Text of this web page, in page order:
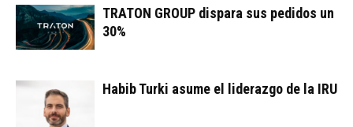
TRATON GROUP dispara sus pedidos un
30%
Habib Turki asume el liderazgo de la IRU